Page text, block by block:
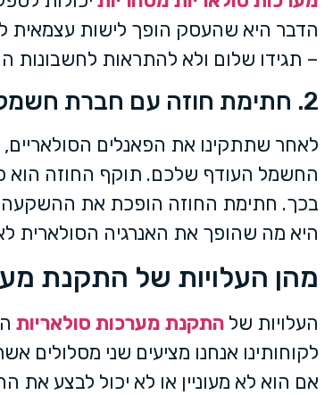
הדבר היא שהעסק הופך לישות עצמאית
– תגידו שלום ולא להתראות לחשבונות
2. חתימת חוזה עם חברת חשמל
לאחר שתתקינו את הפאנלים
בכך. חתימת החוזה הופכת את ההשקעה
היא מה שהופך את האנרגיה הסולארית
מהן העלויות של התקנת
העלויות של התקנת מערכות סולאריות
לקוחותינו אנחנו מציעים שני מסלולים
אם הוא לא מעוניין או לא יכול לבצע את